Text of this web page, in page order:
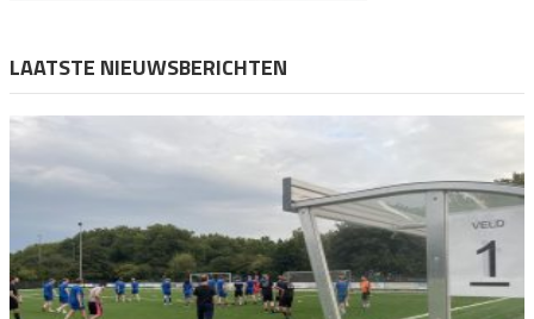
LAATSTE NIEUWSBERICHTEN